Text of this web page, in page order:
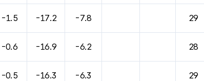
-1.5 -17.2 -7.8 29
-0.6 -16.9 -6.2 28
-0.5 -16.3 -6.3 29